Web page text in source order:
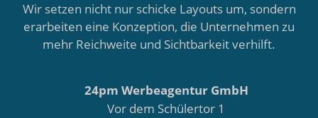
Wir setzen nicht nur schicke Layouts um, sondern
erarbeiten eine Konzeption, die Unternehmen zu
mehr Reichweite und Sichtbarkeit verhilft.
24pm Werbeagentur GmbH
Vor dem Schülertor 1